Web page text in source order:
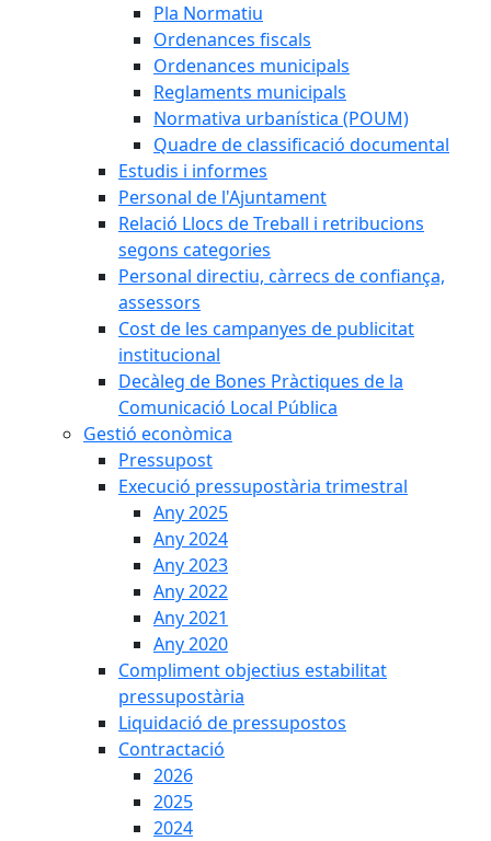
Pla Normatiu
Ordenances fiscals
Ordenances municipals
Reglaments municipals
Normativa urbanística (POUM)
Quadre de classificació documental
Estudis i informes
Personal de l'Ajuntament
Relació Llocs de Treball i retribucions
segons categories
Personal directiu, càrrecs de confiança,
assessors
Cost de les campanyes de publicitat
institucional
Decàleg de Bones Pràctiques de la
Comunicació Local Pública
Gestió econòmica
Pressupost
Execució pressupostària trimestral
Any 2025
Any 2024
Any 2023
Any 2022
Any 2021
Any 2020
Compliment objectius estabilitat
pressupostària
Liquidació de pressupostos
Contractació
2026
2025
2024